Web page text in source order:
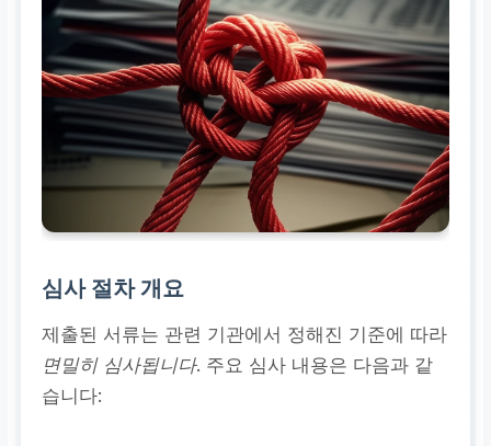
심사 절차 개요
제출된 서류는 관련 기관에서 정해진 기준에 따라
면밀히 심사됩니다. 주요 심사 내용은 다음과 같
습니다: